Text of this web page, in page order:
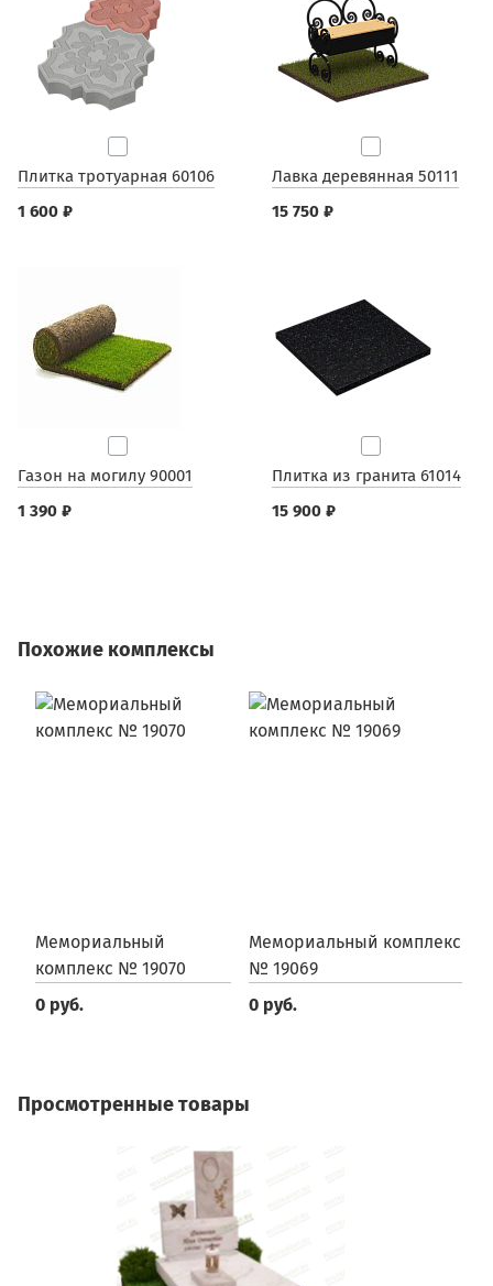
Плитка тротуарная 60106
1 600 ₽
Лавка деревянная 50111
15 750 ₽
Газон на могилу 90001
1 390 ₽
Плитка из гранита 61014
15 900 ₽
Похожие комплексы
Мемориальный
комплекс № 19070
0 руб.
Мемориальный комплекс
№ 19069
0 руб.
Просмотренные товары